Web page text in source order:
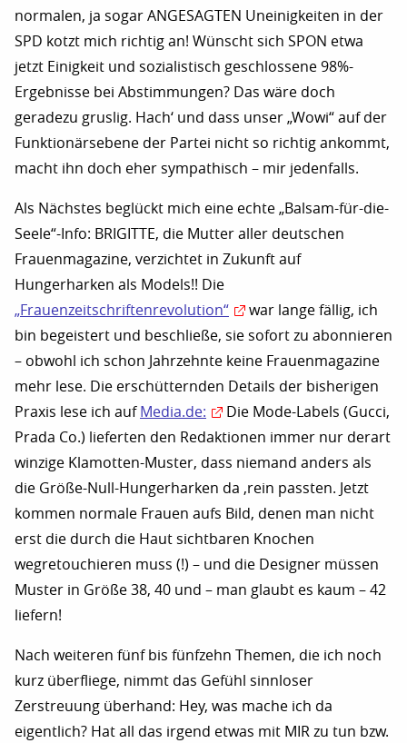
normalen, ja sogar ANGESAGTEN Uneinigkeiten in der
SPD kotzt mich richtig an! Wünscht sich SPON etwa
jetzt Einigkeit und sozialistisch geschlossene 98%-
Ergebnisse bei Abstimmungen? Das wäre doch
geradezu gruslig. Hach‘ und dass unser „Wowi“ auf der
Funktionärsebene der Partei nicht so richtig ankommt,
macht ihn doch eher sympathisch – mir jedenfalls.
Als Nächstes beglückt mich eine echte „Balsam-für-die-
Seele“-Info: BRIGITTE, die Mutter aller deutschen
Frauenmagazine, verzichtet in Zukunft auf
Hungerharken als Models!! Die
„Frauenzeitschriftenrevolution“
war lange fällig, ich
bin begeistert und beschließe, sie sofort zu abonnieren
– obwohl ich schon Jahrzehnte keine Frauenmagazine
mehr lese. Die erschütternden Details der bisherigen
Praxis lese ich auf Media.de:
Die Mode-Labels (Gucci,
Prada Co.) lieferten den Redaktionen immer nur derart
winzige Klamotten-Muster, dass niemand anders als
die Größe-Null-Hungerharken da ‚rein passten. Jetzt
kommen normale Frauen aufs Bild, denen man nicht
erst die durch die Haut sichtbaren Knochen
wegretouchieren muss (!) – und die Designer müssen
Muster in Größe 38, 40 und – man glaubt es kaum – 42
liefern!
Nach weiteren fünf bis fünfzehn Themen, die ich noch
kurz überfliege, nimmt das Gefühl sinnloser
Zerstreuung überhand: Hey, was mache ich da
eigentlich? Hat all das irgend etwas mit MIR zu tun bzw.